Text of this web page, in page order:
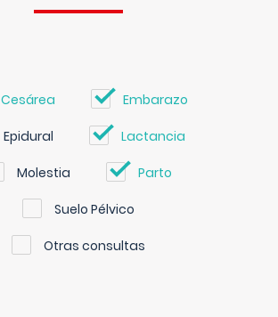
Cesárea Embarazo
Epidural Lactancia
Molestia Parto
Suelo Pélvico
Otras consultas